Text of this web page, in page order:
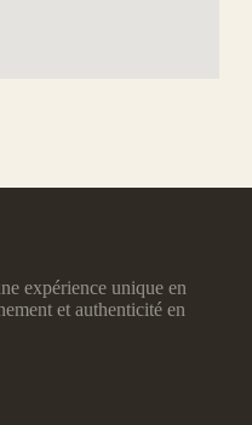
expérience unique en
et authenticité en